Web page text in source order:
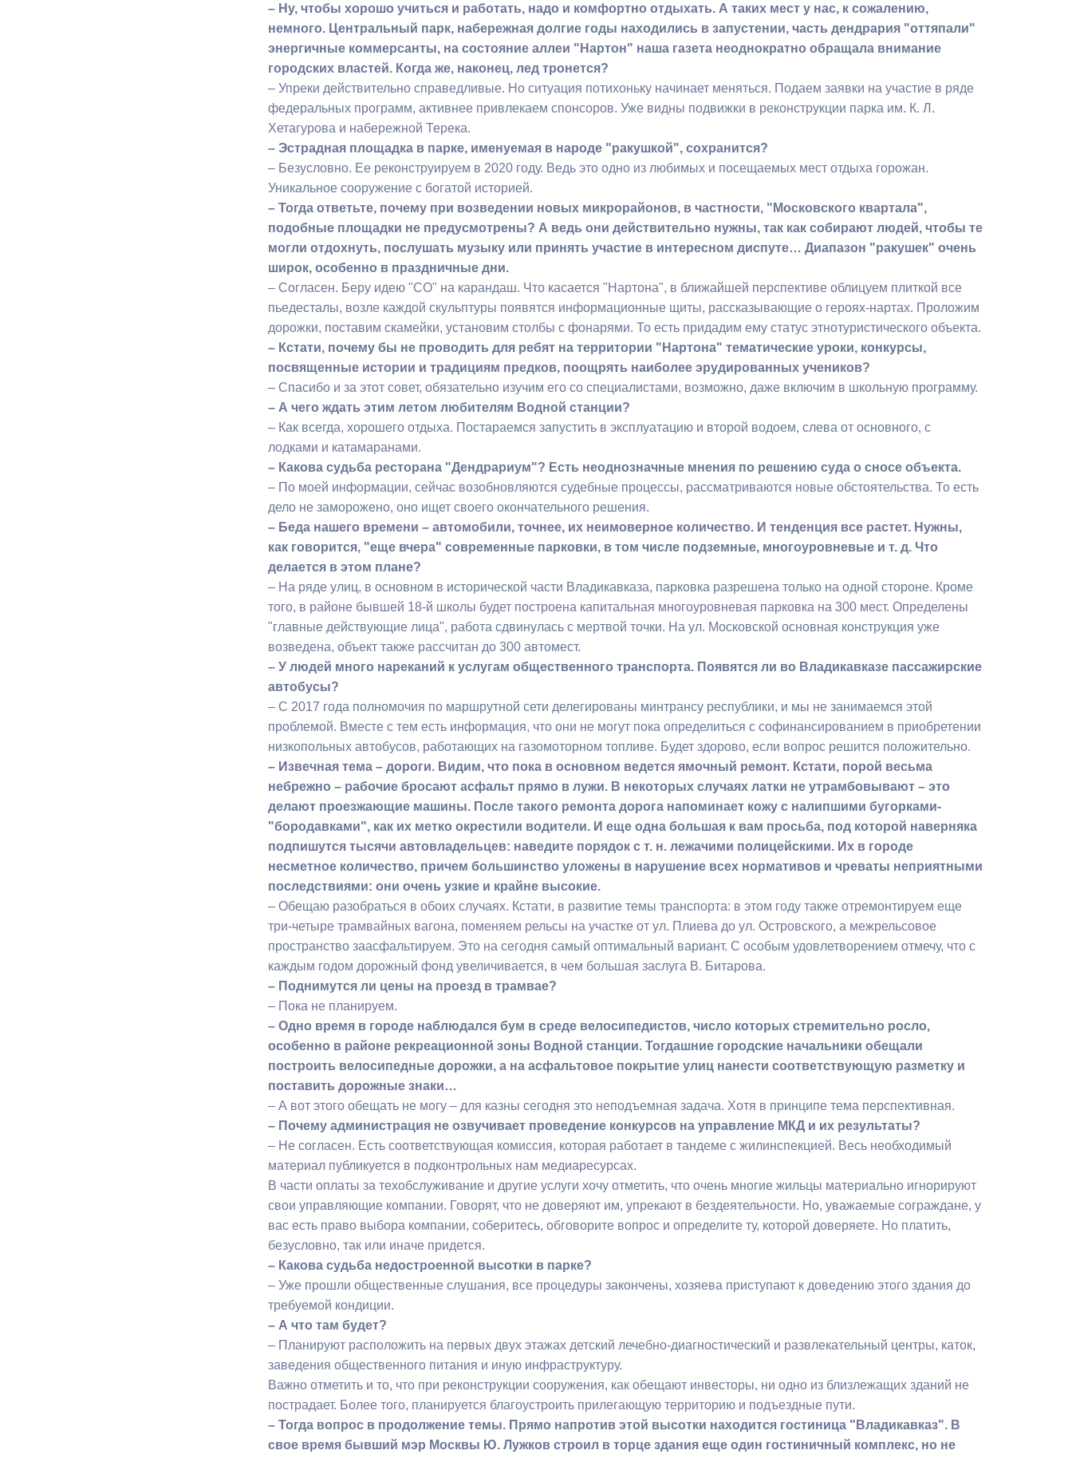
– Ну, чтобы хорошо учиться и работать, надо и комфортно отдыхать. А таких мест у нас, к сожалению,
немного. Центральный парк, набережная долгие годы находились в запустении, часть дендрария "оттяпали"
энергичные коммерсанты, на состояние аллеи "Нартон" наша газета неоднократно обращала внимание
городских властей. Когда же, наконец, лед тронется?
– Упреки действительно справедливые. Но ситуация потихоньку начинает меняться. Подаем заявки на участие в ряде
федеральных программ, активнее привлекаем спонсоров. Уже видны подвижки в реконструкции парка им. К. Л.
Хетагурова и набережной Терека.
– Эстрадная площадка в парке, именуемая в народе "ракушкой", сохранится?
– Безусловно. Ее реконструируем в 2020 году. Ведь это одно из любимых и посещаемых мест отдыха горожан.
Уникальное сооружение с богатой историей.
– Тогда ответьте, почему при возведении новых микрорайонов, в частности, "Московского квартала",
подобные площадки не предусмотрены? А ведь они действительно нужны, так как собирают людей, чтобы те
могли отдохнуть, послушать музыку или принять участие в интересном диспуте… Диапазон "ракушек" очень
широк, особенно в праздничные дни.
– Согласен. Беру идею "СО" на карандаш. Что касается "Нартона", в ближайшей перспективе облицуем плиткой все
пьедесталы, возле каждой скульптуры появятся информационные щиты, рассказывающие о героях-нартах. Проложим
дорожки, поставим скамейки, установим столбы с фонарями. То есть придадим ему статус этнотуристического объекта.
– Кстати, почему бы не проводить для ребят на территории "Нартона" тематические уроки, конкурсы,
посвященные истории и традициям предков, поощрять наиболее эрудированных учеников?
– Спасибо и за этот совет, обязательно изучим его со специалистами, возможно, даже включим в школьную программу.
– А чего ждать этим летом любителям Водной станции?
– Как всегда, хорошего отдыха. Постараемся запустить в эксплуатацию и второй водоем, слева от основного, с
лодками и катамаранами.
– Какова судьба ресторана "Дендрариум"? Есть неоднозначные мнения по решению суда о сносе объекта.
– По моей информации, сейчас возобновляются судебные процессы, рассматриваются новые обстоятельства. То есть
дело не заморожено, оно ищет своего окончательного решения.
– Беда нашего времени – автомобили, точнее, их неимоверное количество. И тенденция все растет. Нужны,
как говорится, "еще вчера" современные парковки, в том числе подземные, многоуровневые и т. д. Что
делается в этом плане?
– На ряде улиц, в основном в исторической части Владикавказа, парковка разрешена только на одной стороне. Кроме
того, в районе бывшей 18-й школы будет построена капитальная многоуровневая парковка на 300 мест. Определены
"главные действующие лица", работа сдвинулась с мертвой точки. На ул. Московской основная конструкция уже
возведена, объект также рассчитан до 300 автомест.
– У людей много нареканий к услугам общественного транспорта. Появятся ли во Владикавказе пассажирские
автобусы?
– С 2017 года полномочия по маршрутной сети делегированы минтрансу республики, и мы не занимаемся этой
проблемой. Вместе с тем есть информация, что они не могут пока определиться с софинансированием в приобретении
низкопольных автобусов, работающих на газомоторном топливе. Будет здорово, если вопрос решится положительно.
– Извечная тема – дороги. Видим, что пока в основном ведется ямочный ремонт. Кстати, порой весьма
небрежно – рабочие бросают асфальт прямо в лужи. В некоторых случаях латки не утрамбовывают – это
делают проезжающие машины. После такого ремонта дорога напоминает кожу с налипшими бугорками-
"бородавками", как их метко окрестили водители. И еще одна большая к вам просьба, под которой наверняка
подпишутся тысячи автовладельцев: наведите порядок с т. н. лежачими полицейскими. Их в городе
несметное количество, причем большинство уложены в нарушение всех нормативов и чреваты неприятными
последствиями: они очень узкие и крайне высокие.
– Обещаю разобраться в обоих случаях. Кстати, в развитие темы транспорта: в этом году также отремонтируем еще
три-четыре трамвайных вагона, поменяем рельсы на участке от ул. Плиева до ул. Островского, а межрельсовое
пространство заасфальтируем. Это на сегодня самый оптимальный вариант. С особым удовлетворением отмечу, что с
каждым годом дорожный фонд увеличивается, в чем большая заслуга В. Битарова.
– Поднимутся ли цены на проезд в трамвае?
– Пока не планируем.
– Одно время в городе наблюдался бум в среде велосипедистов, число которых стремительно росло,
особенно в районе рекреационной зоны Водной станции. Тогдашние городские начальники обещали
построить велосипедные дорожки, а на асфальтовое покрытие улиц нанести соответствующую разметку и
поставить дорожные знаки…
– А вот этого обещать не могу – для казны сегодня это неподъемная задача. Хотя в принципе тема перспективная.
– Почему администрация не озвучивает проведение конкурсов на управление МКД и их результаты?
– Не согласен. Есть соответствующая комиссия, которая работает в тандеме с жилинспекцией. Весь необходимый
материал публикуется в подконтрольных нам медиаресурсах.
В части оплаты за техобслуживание и другие услуги хочу отметить, что очень многие жильцы материально игнорируют
свои управляющие компании. Говорят, что не доверяют им, упрекают в бездеятельности. Но, уважаемые сограждане, у
вас есть право выбора компании, соберитесь, обговорите вопрос и определите ту, которой доверяете. Но платить,
безусловно, так или иначе придется.
– Какова судьба недостроенной высотки в парке?
– Уже прошли общественные слушания, все процедуры закончены, хозяева приступают к доведению этого здания до
требуемой кондиции.
– А что там будет?
– Планируют расположить на первых двух этажах детский лечебно-диагностический и развлекательный центры, каток,
заведения общественного питания и иную инфраструктуру.
Важно отметить и то, что при реконструкции сооружения, как обещают инвесторы, ни одно из близлежащих зданий не
пострадает. Более того, планируется благоустроить прилегающую территорию и подъездные пути.
– Тогда вопрос в продолжение темы. Прямо напротив этой высотки находится гостиница "Владикавказ". В
свое время бывший мэр Москвы Ю. Лужков строил в торце здания еще один гостиничный комплекс, но не